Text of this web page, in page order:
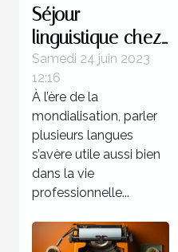
Séjour
linguistique chez
un professeur : 4
bonnes raisons
d’opter pour ce
programme
Samedi 24 juin 2023
12:16
À l’ère de la
mondialisation, parler
plusieurs langues
s’avère utile aussi bien
dans la vie
professionnelle...